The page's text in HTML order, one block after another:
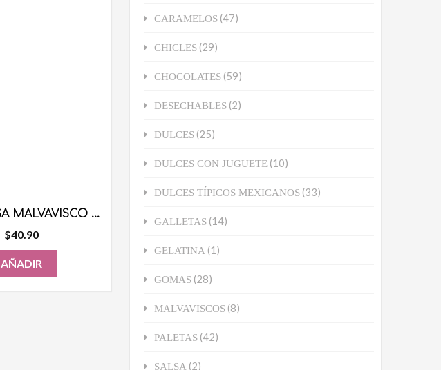
DE LA ROSA MALVAVISCO GRANDE 45 PZS
$40.90
AÑADIR
CARAMELOS (47)
CHICLES (29)
CHOCOLATES (59)
DESECHABLES (2)
DULCES (25)
DULCES CON JUGUETE (10)
DULCES TÍPICOS MEXICANOS (33)
GALLETAS (14)
GELATINA (1)
GOMAS (28)
MALVAVISCOS (8)
PALETAS (42)
SALSA (2)